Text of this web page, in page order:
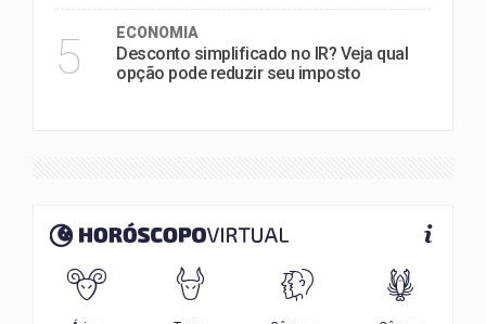
5 ECONOMIA
Desconto simplificado no IR? Veja qual
opção pode reduzir seu imposto